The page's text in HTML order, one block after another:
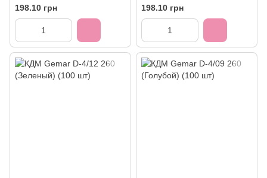
198.10 грн 198.10 грн